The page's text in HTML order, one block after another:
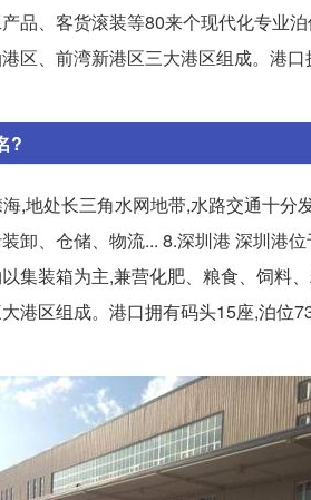
品、客货滚装等80来个现代化专业
区、前湾新港区三大港区组成。港
?
,地处长三角水网地带,水路交通十分
卸、仓储、物流... 8.深圳港 深圳港
集装箱为主,兼营化肥、粮食、饲料
港区组成。港口拥有码头15座,泊位